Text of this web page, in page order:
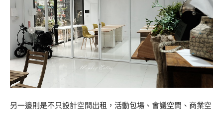
另一邊則是不只設計空間出租，活動包場、會議空間、商業空